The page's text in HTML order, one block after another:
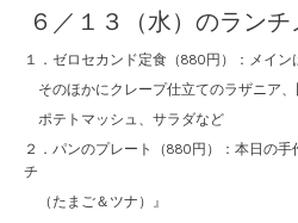
６／１３（水）のランチ
１．ゼロセカンド定食（880円）：メイン
そのほかにクレープ仕立てのラザニア、
ポテトマッシュ、サラダなど
２．パンのプレート（880円）：本日の
チ
（たまご＆ツナ）』